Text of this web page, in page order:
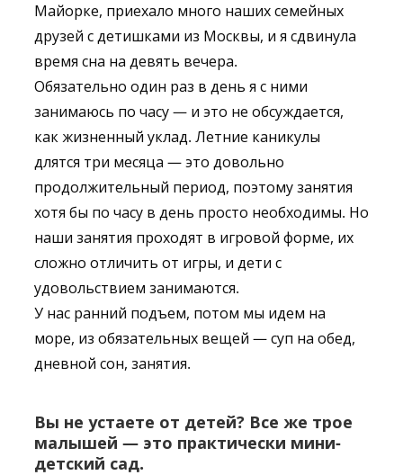
Майорке, приехало много наших семейных
друзей с детишками из Москвы, и я сдвинула
время сна на девять вечера.
Обязательно один раз в день я с ними
занимаюсь по часу — и это не обсуждается,
как жизненный уклад. Летние каникулы
длятся три месяца — это довольно
продолжительный период, поэтому занятия
хотя бы по часу в день просто необходимы. Но
наши занятия проходят в игровой форме, их
сложно отличить от игры, и дети с
удовольствием занимаются.
У нас ранний подъем, потом мы идем на
море, из обязательных вещей — суп на обед,
дневной сон, занятия.
Вы не устаете от детей? Все же трое
малышей — это практически мини-
детский сад.